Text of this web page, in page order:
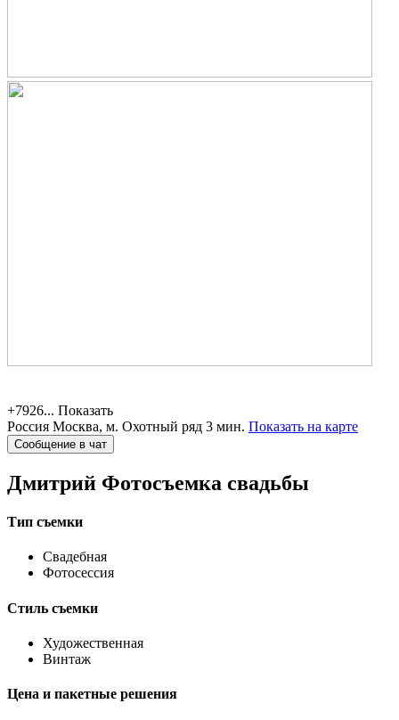
+7926... Показать
Россия Москва, м. Охотный ряд 3 мин. Показать на карте
Сообщение в чат
Дмитрий Фотосъемка свадьбы
Тип съемки
Свадебная
Фотосессия
Стиль съемки
Художественная
Винтаж
Цена и пакетные решения